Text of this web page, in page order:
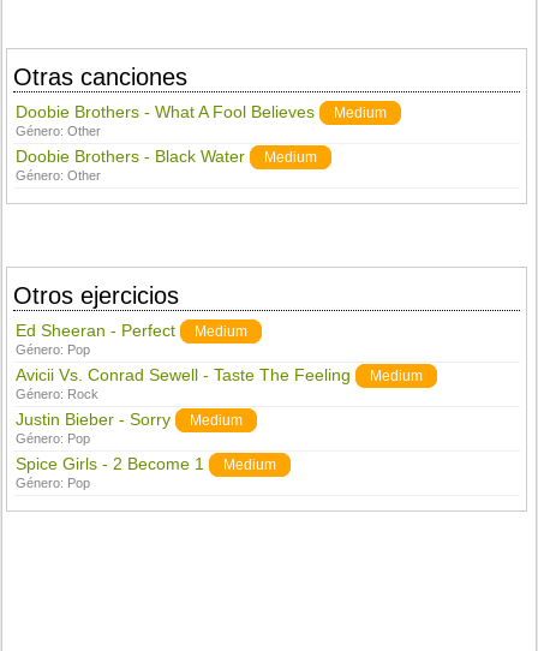
Otras canciones
Doobie Brothers - What A Fool Believes Medium
Género:Other
Doobie Brothers - Black Water Medium
Género:Other
Otros ejercicios
Ed Sheeran - Perfect Medium
Género: Pop
Avicii Vs. Conrad Sewell - Taste The Feeling Medium
Género: Rock
Justin Bieber - Sorry Medium
Género: Pop
Spice Girls - 2 Become 1 Medium
Género: Pop